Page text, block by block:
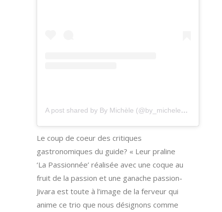
A post shared by By Michèle (@by_michele_chocolaterie)
Le coup de coeur des critiques
gastronomiques du guide? « Leur praline
‘La Passionnée’ réalisée avec une coque au
fruit de la passion et une ganache passion-
Jivara est toute à l’image de la ferveur qui
anime ce trio que nous désignons comme